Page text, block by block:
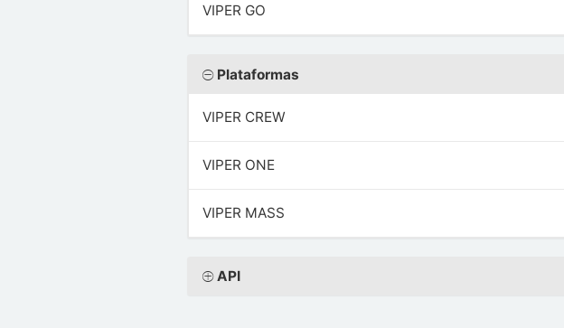
VIPER GO
Plataformas
VIPER CREW
VIPER ONE
VIPER MASS
API